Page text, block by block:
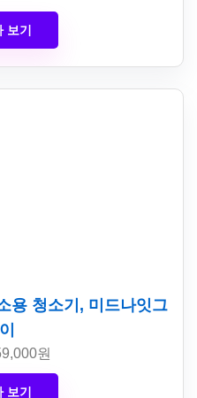
보기
용 청소기, 미드나잇그
원
보기